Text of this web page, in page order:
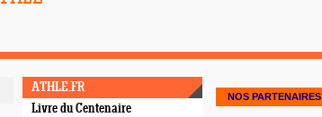
ATHLE.FR
Livre du Centenaire
NOS PARTENAIRES